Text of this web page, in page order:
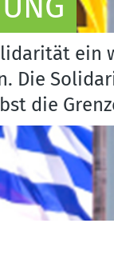
ein
Die
die